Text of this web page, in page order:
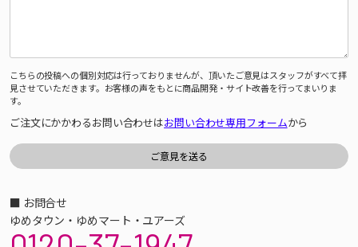
こちらの投稿への個別対応は行っておりませんが、頂いたご意見はスタッフがすべて拝
見させていただきます。お客様の声をもとに商品開発・サイト改善を行ってまいりま
す。
ご注文にかかわるお問い合わせはお問い合わせ専用フォームから
■ お問合せ
ゆめタウン・ゆめマート・ユアーズ